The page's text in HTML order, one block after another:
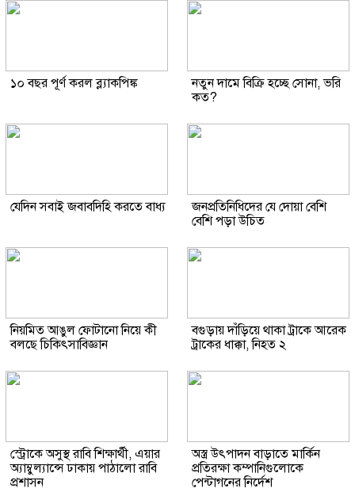
১০ বছর পূর্ণ করল ব্ল্যাকপিঙ্ক
নতুন দামে বিক্রি হচ্ছে সোনা, ভরি
কত?
যেদিন সবাই জবাবদিহি করতে বাধ্য
জনপ্রতিনিধিদের যে দোয়া বেশি
বেশি পড়া উচিত
নিয়মিত আঙুল ফোটানো নিয়ে কী
বলছে চিকিৎসাবিজ্ঞান
বগুড়ায় দাঁড়িয়ে থাকা ট্রাকে আরেক
ট্রাকের ধাক্কা, নিহত ২
স্ট্রোকে অসুস্থ রাবি শিক্ষার্থী, এয়ার
অ্যাম্বুল্যান্সে ঢাকায় পাঠালো রাবি
প্রশাসন
অস্ত্র উৎপাদন বাড়াতে মার্কিন
প্রতিরক্ষা কম্পানিগুলোকে
পেন্টাগনের নির্দেশ